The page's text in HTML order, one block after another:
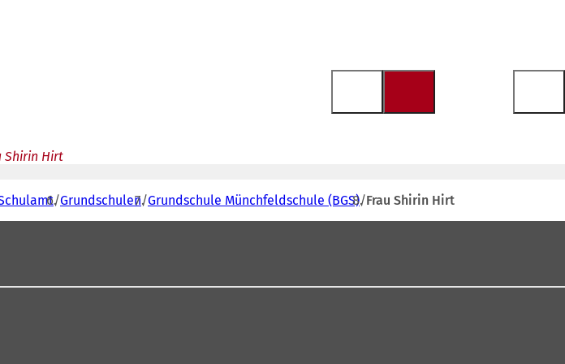
Shirin Hirt
Grundschulen Grundschule Münchfeldschule (BGS) Frau Shirin Hirt